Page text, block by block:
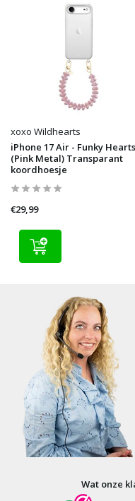
xoxo Wildhearts
iPhone 17 Air - Funky Hearts
(Pink Metal) Transparant
koordhoesje
€29,99
Wat onze